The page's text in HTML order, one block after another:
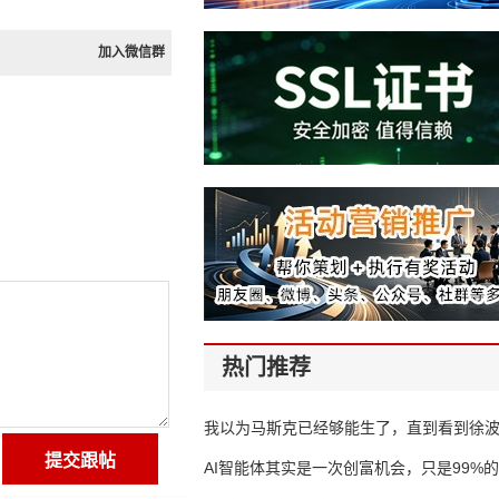
加入微信群
热门推荐
我以为马斯克已经够能生了，直到看到
AI智能体其实是一次创富机会，只是99%